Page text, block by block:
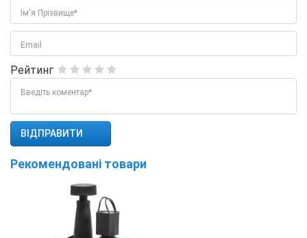
Ім'я Прізвище*
Email
Рейтинг
Введіть коментар*
Рекомендовані товари